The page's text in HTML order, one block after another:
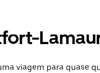
viagem para quase